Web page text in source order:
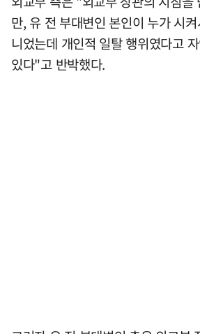
만, 유 전 부대변인 본인이 누가 시
니었는데 개인적 일탈 행위였다고
있다"고 반박했다.